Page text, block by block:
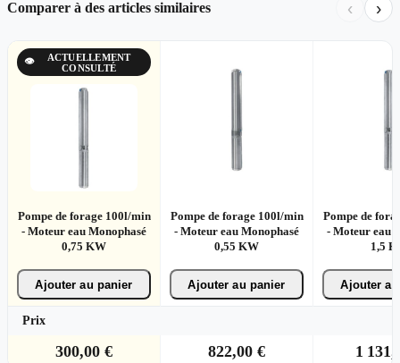
Comparer à des articles similaires ‹ ›
👁
ACTUELLEMENT
CONSULTÉ
Pompe de forage 100l/min
- Moteur eau Monophasé
0,75 KW
Pompe de forage 100l/min
- Moteur eau Monophasé
0,55 KW
Pompe de
- Moteur eau
1,5
Ajouter au panier Ajouter au panier Ajouter
Prix
300,00 € 822,00 € 1